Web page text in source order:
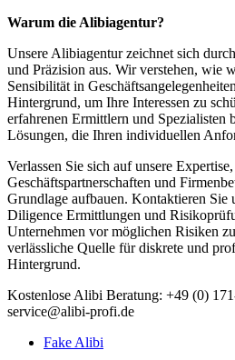
Warum die Alibiagentur?
Unsere Alibiagentur zeichnet sich
und Präzision aus. Wir verstehen, wie
Sensibilität in
Hintergrund, um Ihre Interessen zu
erfahrenen Ermittlern und Spezialisten
Lösungen, die Ihren individuellen
Verlassen Sie sich auf unsere
Geschäftspartnerschaften und
Grundlage aufbauen. Kontaktieren Sie
Diligence Ermittlungen und
Unternehmen vor möglichen Risiken
verlässliche Quelle für diskrete und
Hintergrund.
Kostenlose Alibi Beratung: +49 (0)
service@alibi-profi.de
Fake Alibi